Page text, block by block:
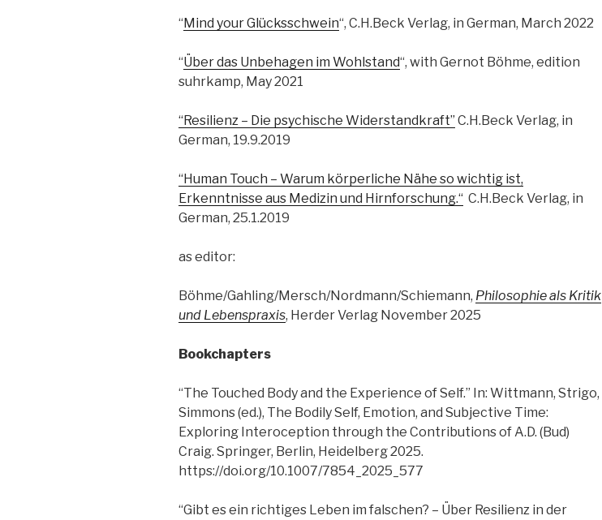
“Mind your Glücksschwein“, C.H.Beck Verlag, in German, March 2022
“Über das Unbehagen im Wohlstand“, with Gernot Böhme, edition
suhrkamp, May 2021
“Resilienz – Die psychische Widerstandkraft” C.H.Beck Verlag, in
German, 19.9.2019
“Human Touch – Warum körperliche Nähe so wichtig ist,
Erkenntnisse aus Medizin und Hirnforschung.“ C.H.Beck Verlag, in
German, 25.1.2019
as editor:
Böhme/Gahling/Mersch/Nordmann/Schiemann, Philosophie als Kritik
und Lebenspraxis, Herder Verlag November 2025
Bookchapters
“The Touched Body and the Experience of Self.” In: Wittmann, Strigo,
Simmons (ed.), The Bodily Self, Emotion, and Subjective Time:
Exploring Interoception through the Contributions of A.D. (Bud)
Craig. Springer, Berlin, Heidelberg 2025.
https://doi.org/10.1007/7854_2025_577
“Gibt es ein richtiges Leben im falschen? – Über Resilienz in der